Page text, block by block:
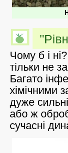
Чому б і
тільки не
Багато
хімічними
дуже
або ж
сучасні